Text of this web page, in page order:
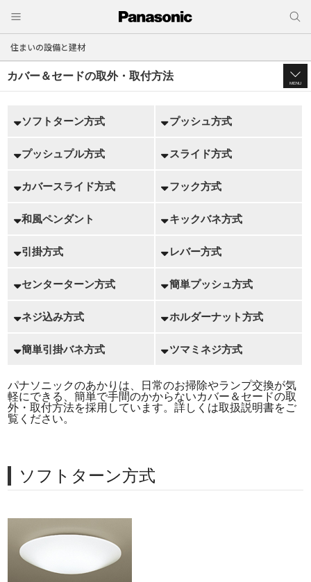
住まいの設備と建材
カバー＆セードの取外・取付方法
MENU
ソフトターン方式 プッシュ方式
プッシュプル方式 スライド方式
カバースライド方式 フック方式
和風ペンダント キックバネ方式
引掛方式 レバー方式
センターターン方式 簡単プッシュ方式
ネジ込み方式 ホルダーナット方式
簡単引掛バネ方式 ツマミネジ方式
パナソニックのあかりは、日常のお掃除やランプ交換が気
軽にできる、簡単で手間のかからないカバー＆セードの取
外・取付方法を採用しています。詳しくは取扱説明書をご
覧ください。
ソフトターン方式